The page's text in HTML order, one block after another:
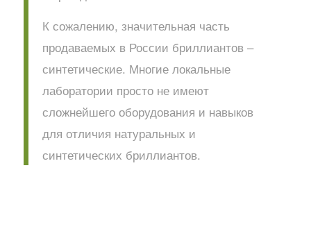
К сожалению, значительная часть
продаваемых в России бриллиантов –
синтетические. Многие локальные
лаборатории просто не имеют
сложнейшего оборудования и навыков
для отличия натуральных и
синтетических бриллиантов.